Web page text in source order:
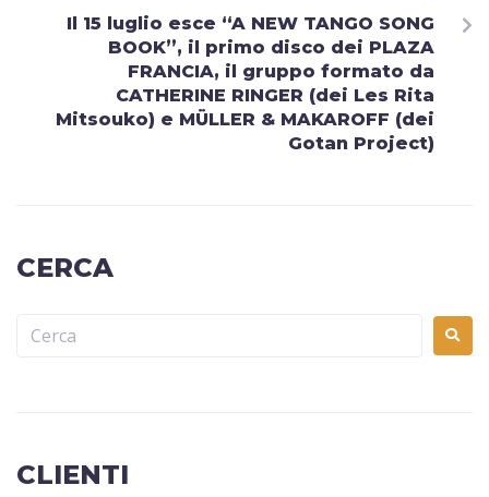
Il 15 luglio esce “A NEW TANGO SONG
BOOK”, il primo disco dei PLAZA
FRANCIA, il gruppo formato da
CATHERINE RINGER (dei Les Rita
Mitsouko) e MÜLLER & MAKAROFF (dei
Gotan Project)
CERCA
CLIENTI